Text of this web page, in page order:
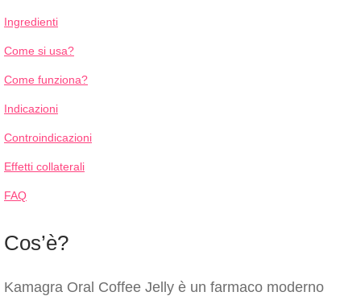
Ingredienti
Come si usa?
Come funziona?
Indicazioni
Controindicazioni
Effetti collaterali
FAQ
Cos’è?
Kamagra Oral Coffee Jelly è un farmaco moderno